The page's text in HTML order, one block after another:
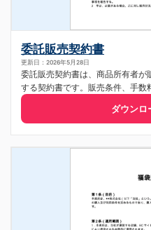
委託販売契約書
更新日：2026年5月28日
委託販売契約書は、商品所有者
する契約書です。販売条件、手数
ダウンロ